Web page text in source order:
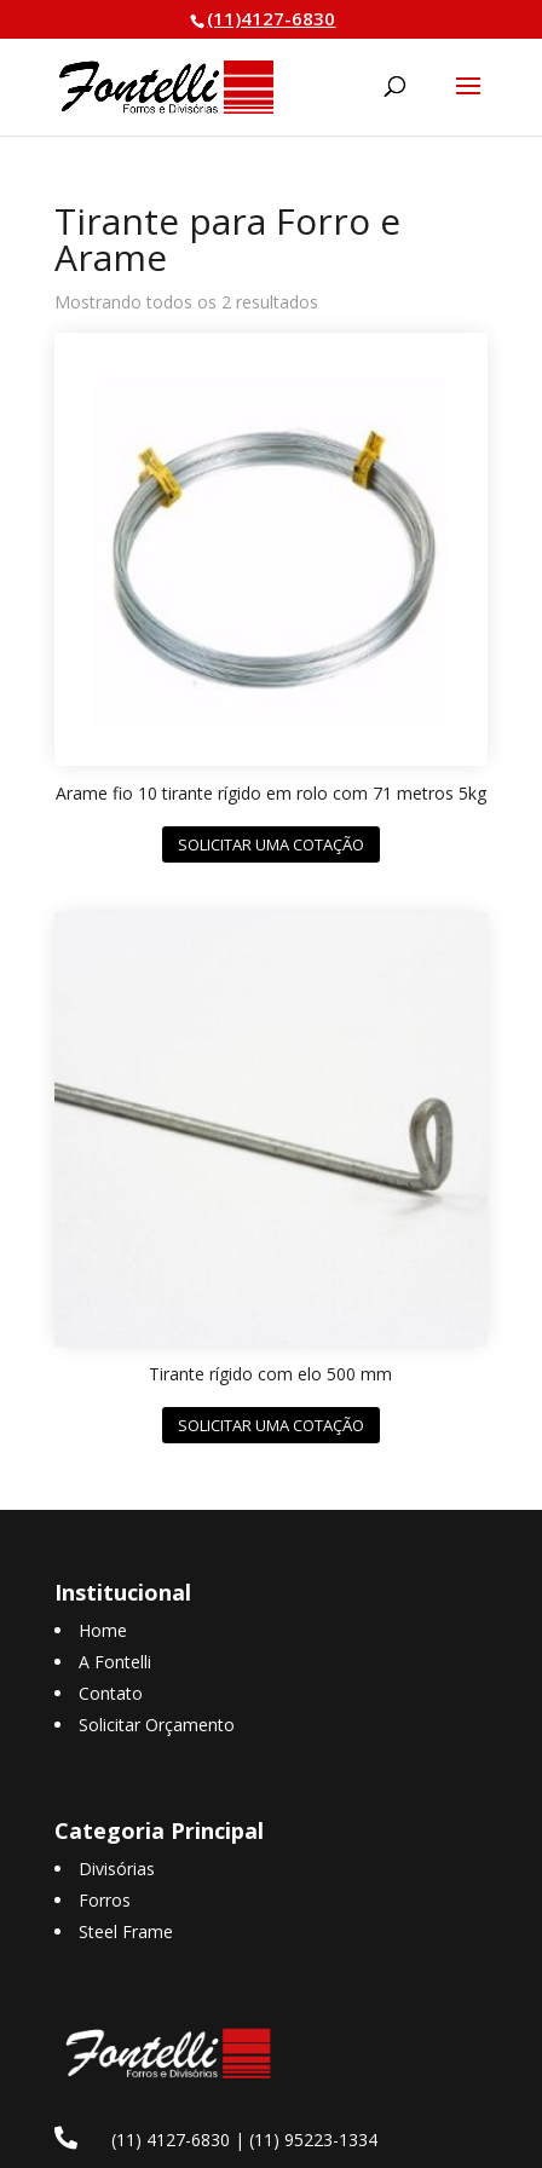
(11)4127-6830
Tirante para Forro e
Arame
Mostrando todos os 2 resultadosClassificado
Arame fio 10 tirante rígido em rolo com 71 metros 5kg
SOLICITAR UMA COTAÇÃO
Tirante rígido com elo 500 mm
SOLICITAR UMA COTAÇÃO
Institucional
Home
A Fontelli
Contato
Solicitar Orçamento
Categoria Principal
Divisórias
Forros
Steel Frame
 (11) 4127-6830 | (11) 95223-1334